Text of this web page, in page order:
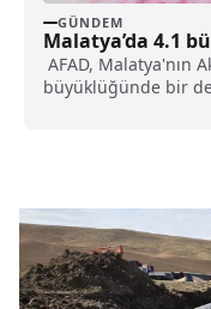
GÜNDEM
Malatya’da 4.1
AFAD, Malatya'nın
büyüklüğünde bir